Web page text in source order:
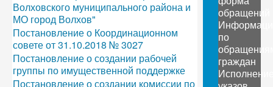
Волховского муниципального района и
МО город Волхов"
Постановление о Координационном
совете от 31.10.2018 № 3027
Постановление о создании рабочей
группы по имущественной поддержке
Постановление о создании комиссии по
обращений
по
граждан